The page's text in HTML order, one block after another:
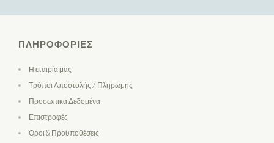
ΠΛΗΡΟΦΟΡΊΕΣ
Η εταιρία μας
Τρόποι Αποστολής / Πληρωμής
Προσωπικά Δεδομένα
Επιστροφές
Όροι & Προϋποθέσεις